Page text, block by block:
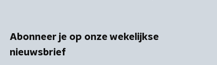
Abonneer je op onze wekelijkse
nieuwsbrief